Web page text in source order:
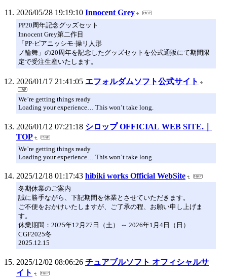
2026/05/28 19:19:10 Innocent Grey
PP20周年記念グッズセット
Innocent Grey第二作目
「PP-ピアニッシモ-操リ人形
ノ輪舞」の20周年を記念したグッズセットを公式通販にて期間限
定で受注生産いたします。
2026/01/17 21:41:05 エフォルダムソフト公式サイト
We’re getting things ready
Loading your experience… This won’t take long.
2026/01/12 07:21:18 シロップ OFFICIAL WEB SITE.｜
TOP
We’re getting things ready
Loading your experience… This won’t take long.
2025/12/18 01:17:43 hibiki works Official WebSite
冬期休業のご案内
誠に勝手ながら、下記期間を休業とさせていただきます。
ご不便をおかけいたしますが、ご了承の程、お願い申し上げま
す。
休業期間：2025年12月27日（土） ～ 2026年1月4日（日）
CGF2025冬
2025.12.15
2025/12/02 08:06:26 チュアブルソフト オフィシャルサ
イト